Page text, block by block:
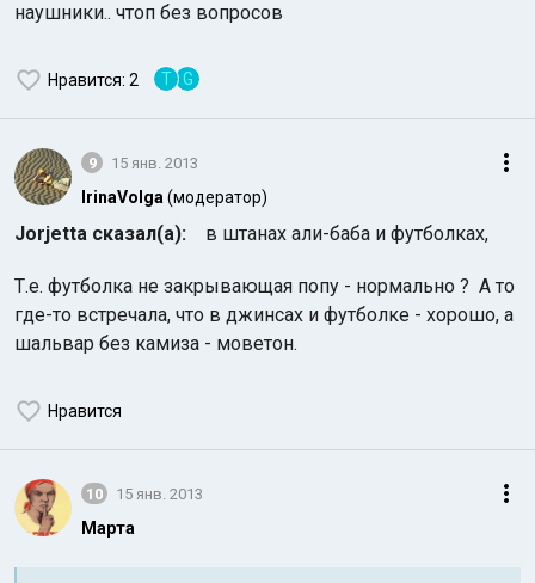
наушники.. чтоп без вопросов
Нравится: 2 T G
9 15 янв. 2013
IrinaVolga (модератор)
Jorjetta сказал(а): в штанах али-баба и футболках,
Т.е. футболка не закрывающая попу - нормально ? А то
где-то встречала, что в джинсах и футболке - хорошо, а
шальвар без камиза - моветон.
Нравится
10 15 янв. 2013
Марта